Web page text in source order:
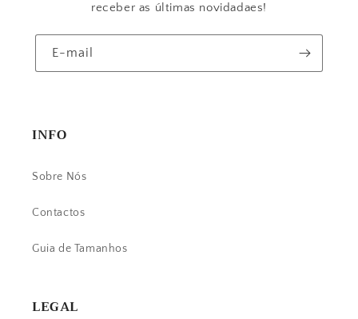
receber as últimas novidadaes!
E-mail
INFO
Sobre Nós
Contactos
Guia de Tamanhos
LEGAL